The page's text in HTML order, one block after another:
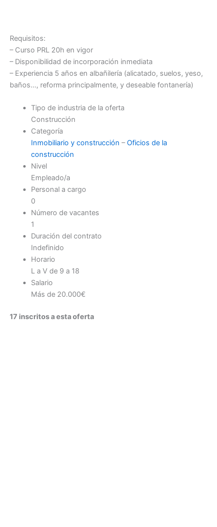
Requisitos:
– Curso PRL 20h en vigor
– Disponibilidad de incorporación inmediata
– Experiencia 5 años en albañilería (alicatado, suelos, yeso,
baños…, reforma principalmente, y deseable fontanería)
Tipo de industria de la oferta
Construcción
Categoría
Inmobiliario y construcción –Oficios de la
construcción
Nivel
Empleado/a
Personal a cargo
0
Número de vacantes
1
Duración del contrato
Indefinido
Horario
L a V de 9 a 18
Salario
Más de 20.000€
17 inscritos a esta oferta